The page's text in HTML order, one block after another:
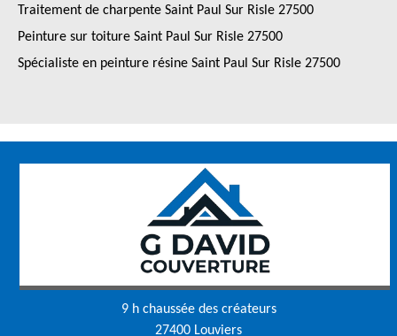
Traitement de charpente Saint Paul Sur Risle 27500
Peinture sur toiture Saint Paul Sur Risle 27500
Spécialiste en peinture résine Saint Paul Sur Risle 27500
9 h chaussée des créateurs
27400 Louviers